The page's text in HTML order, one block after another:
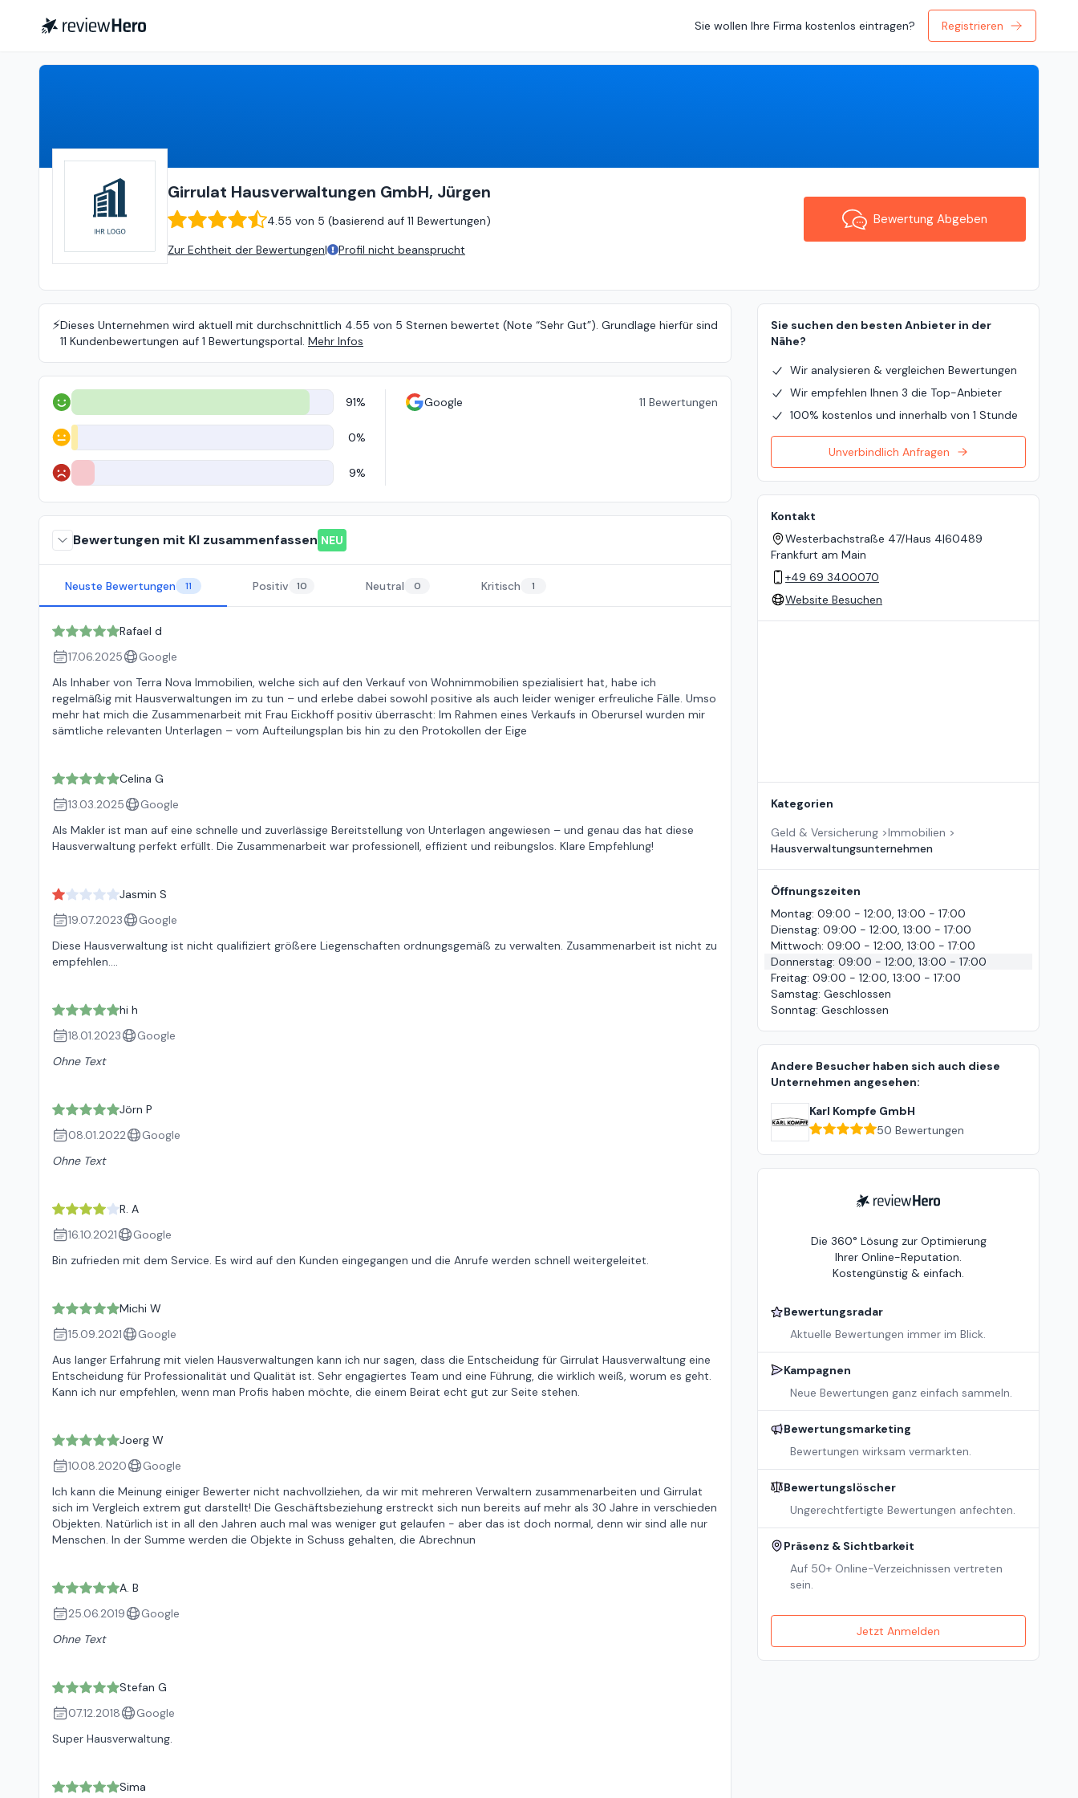
Sie wollen Ihre Firma kostenlos eintragen? Registrieren
Girrulat Hausverwaltungen GmbH, Jürgen
4.55 von 5 (basierend auf 11 Bewertungen)
Zur Echtheit der Bewertungen| Profil nicht beansprucht
Bewertung Abgeben
⚡️Dieses Unternehmen wird aktuell mit durchschnittlich 4.55 von 5 Sternen bewertet (Note “Sehr Gut”). Grundlage hierfür sind
11 Kundenbewertungen auf 1 Bewertungsportal. Mehr Infos
Positiv 91%
Neutral 0%
Negativ 9%
Google 11 Bewertungen
Bewertungen mit KI zusammenfassen NEU
Neuste Bewertungen 11 Positiv 10 Neutral 0 Kritisch 1
Rafael d
17.06.2025
Google
Als Inhaber von Terra Nova Immobilien, welche sich auf den Verkauf von Wohnimmobilien spezialisiert hat, habe ich
regelmäßig mit Hausverwaltungen im zu tun – und erlebe dabei sowohl positive als auch leider weniger erfreuliche Fälle. Umso
mehr hat mich die Zusammenarbeit mit Frau Eickhoff positiv überrascht: Im Rahmen eines Verkaufs in Oberursel wurden mir
sämtliche relevanten Unterlagen – vom Aufteilungsplan bis hin zu den Protokollen der Eige
Celina G
13.03.2025
Google
Als Makler ist man auf eine schnelle und zuverlässige Bereitstellung von Unterlagen angewiesen – und genau das hat diese
Hausverwaltung perfekt erfüllt. Die Zusammenarbeit war professionell, effizient und reibungslos. Klare Empfehlung!
Jasmin S
19.07.2023
Google
Diese Hausverwaltung ist nicht qualifiziert größere Liegenschaften ordnungsgemäß zu verwalten. Zusammenarbeit ist nicht zu
empfehlen....
hi h
18.01.2023
Google
Ohne Text
Jörn P
08.01.2022
Google
Ohne Text
R. A
16.10.2021
Google
Bin zufrieden mit dem Service. Es wird auf den Kunden eingegangen und die Anrufe werden schnell weitergeleitet.
Michi W
15.09.2021
Google
Aus langer Erfahrung mit vielen Hausverwaltungen kann ich nur sagen, dass die Entscheidung für Girrulat Hausverwaltung eine
Entscheidung für Professionalität und Qualität ist. Sehr engagiertes Team und eine Führung, die wirklich weiß, worum es geht.
Kann ich nur empfehlen, wenn man Profis haben möchte, die einem Beirat echt gut zur Seite stehen.
Joerg W
10.08.2020
Google
Ich kann die Meinung einiger Bewerter nicht nachvollziehen, da wir mit mehreren Verwaltern zusammenarbeiten und Girrulat
sich im Vergleich extrem gut darstellt! Die Geschäftsbeziehung erstreckt sich nun bereits auf mehr als 30 Jahre in verschieden
Objekten. Natürlich ist in all den Jahren auch mal was weniger gut gelaufen - aber das ist doch normal, denn wir sind alle nur
Menschen. In der Summe werden die Objekte in Schuss gehalten, die Abrechnun
A. B
25.06.2019
Google
Ohne Text
Stefan G
07.12.2018
Google
Super Hausverwaltung.
Sima
Sie suchen den besten Anbieter in der
Nähe?
Wir analysieren & vergleichen Bewertungen
Wir empfehlen Ihnen 3 die Top-Anbieter
100% kostenlos und innerhalb von 1 Stunde
Unverbindlich Anfragen
Kontakt
Westerbachstraße 47/Haus 4|60489
Frankfurt am Main
+49 69 3400070
Website Besuchen
Kategorien
Geld & Versicherung >Immobilien >
Hausverwaltungsunternehmen
Öffnungszeiten
Montag: 09:00 - 12:00, 13:00 - 17:00
Dienstag: 09:00 - 12:00, 13:00 - 17:00
Mittwoch: 09:00 - 12:00, 13:00 - 17:00
Donnerstag: 09:00 - 12:00, 13:00 - 17:00
Freitag: 09:00 - 12:00, 13:00 - 17:00
Samstag: Geschlossen
Sonntag: Geschlossen
Andere Besucher haben sich auch diese
Unternehmen angesehen:
Karl Kompfe GmbH
50 Bewertungen
ReviewHero
Die 360° Lösung zur Optimierung
Ihrer Online-Reputation.
Kostengünstig & einfach.
Bewertungsradar
Aktuelle Bewertungen immer im Blick.
Kampagnen
Neue Bewertungen ganz einfach sammeln.
Bewertungsmarketing
Bewertungen wirksam vermarkten.
Bewertungslöscher
Ungerechtfertigte Bewertungen anfechten.
Präsenz & Sichtbarkeit
Auf 50+ Online-Verzeichnissen vertreten
sein.
Jetzt Anmelden